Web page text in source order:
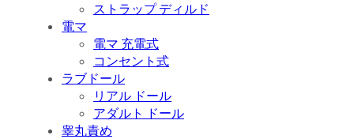
ストラップ ディルド
電マ
電マ 充電式
コンセント式
ラブドール
リアル ドール
アダルト ドール
睾丸責め